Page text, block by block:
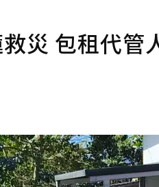
災 包租代管